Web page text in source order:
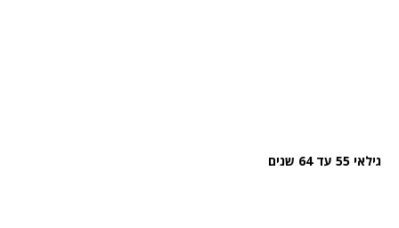
גילאי 55 עד 64 שנים